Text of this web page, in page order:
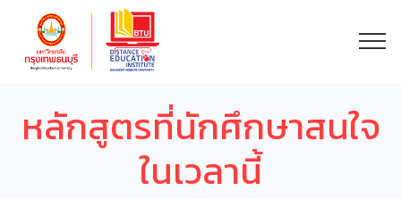
หลักสูตรที่นักศึกษาสนใจ
ในเวลานี้